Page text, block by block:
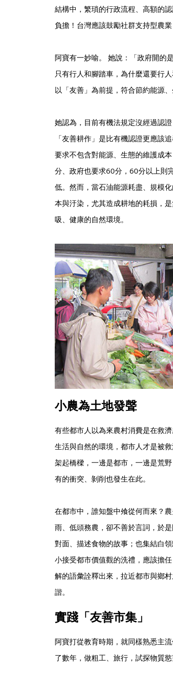
結構中，繁瑣的行政流程、高額的
負擔！台灣應該鼓勵社群支持型農
阿寶有一妙喻。 她說：「政府開的
只有行人和腳踏車，為什麼還要行
以「友善」為前提，符合節約能源
她認為，目前有機法規定沒經過認
「友善耕作」是比有機認證更應該
要求不包含對能源、生態的維護成
分、政府也要求60分，60分以上則
低。然而，當石油能源耗盡、規模
本與汙染，尤其造成耕地的耗損，
吸、健康的自然環境。
小農為土地發聲
有些都市人以為來農村消費是在救
生活與自然的環境，都市人才是被
架起橋樑，一邊是都市，一邊是荒
有的衝突、剝削也發生在此。
在都市中，誰知盤中飧從何而來？
雨、低頭務農，卻不善於言詞，於
對面、描述食物的故事；也集結白
小接受都市價值觀的洗禮，應該擔
解的語彙詮釋出來，拉近都市與鄉
諧。
實踐「友善市集」
阿寶打從教育時期，就同樣熟悉主
了數年，做粗工、旅行，試探物質